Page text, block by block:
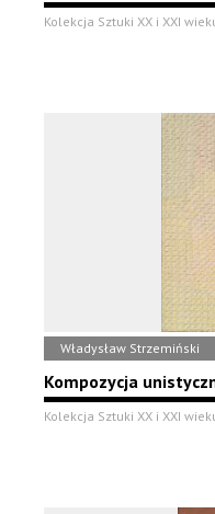
Kolekcja Sztuki XX i XXI
Władysław Strzemiński
Kompozycja
Kolekcja Sztuki XX i XXI